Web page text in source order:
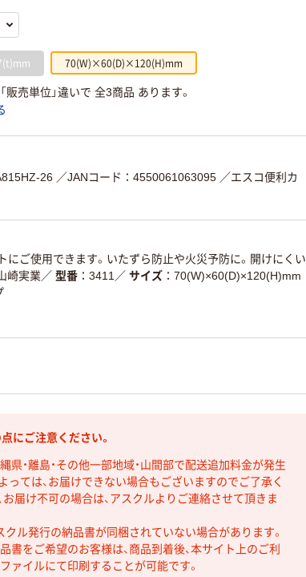
70(W)×60(D)×120(H)mm
「販売単位」違いで 全3商品 あります。
26 ／JANコード：4550061063095 ／エスコ便利カ
にご使用できます。いたずら防止や火災予防に。開けにくい
崎実業 ／ 型番 3411 ／ サイズ
70(W)×60(D)×120(H)mm
にご注意ください。
県・離島・その他一部地域・山間部で配送追加料金が発生
っては、お届けできない場合もございますのでご了承く
お届け不可の場合は、アスクルよりご連絡させて頂きま
クル発行の納品書が同梱されていない場合があります。
書をご希望のお客様は、商品到着後、本サイト上のご利
ァイルにて印刷することが可能です。